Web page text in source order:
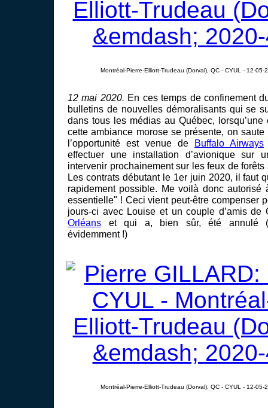
Montréal-Pierre-Elliott-Trudeau (Dorval), QC - CYUL - 12-05-
12 mai 2020. En ces temps de confinement
bulletins de nouvelles démoralisants qui se
dans tous les médias au Québec, lorsqu’une
cette ambiance morose se présente, on
l’opportunité est venue de
Buffalo Airways
effectuer une installation d’avionique sur
intervenir prochainement sur les feux de
Les contrats débutant le 1er juin 2020, il faut
rapidement possible. Me voilà donc autorisé
essentielle" ! Ceci vient peut-être compenser
jours-ci avec Louise et un couple d’amis
Orléans et qui a, bien sûr, été annulé
évidemment !)
Montréal-Pierre-Elliott-Trudeau (Dorval), QC - CYUL - 12-05-